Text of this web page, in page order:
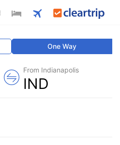
One Way
From Indianapolis
IND